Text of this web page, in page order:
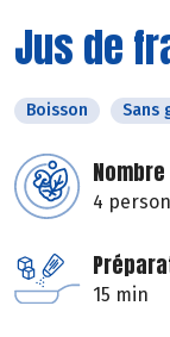
Jus de
Boisson Sans
4
15 min